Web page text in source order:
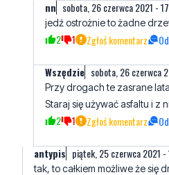
Wszędzie sobota, 26 czerwca
Przy drogach te zasrane
2 1 Zgłoś komentarz
antypis piątek, 25 czerwca 2021 -
tak, to całkiem możliwe że się
jadąc np. z Gdańska do
obwodnicą aż do końca,